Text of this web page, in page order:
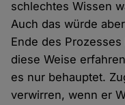
schlechtes Wissen
Auch das würde
Ende des
diese Weise
es nur behauptet.
verwirren, wenn er